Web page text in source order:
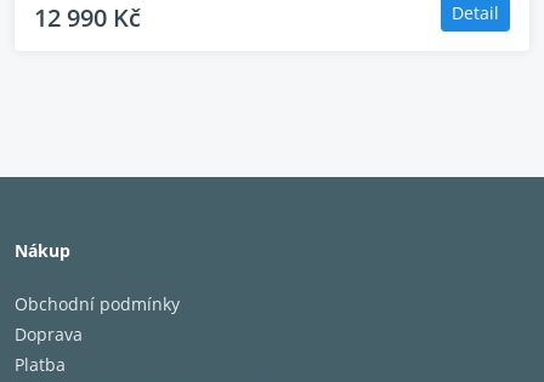
12 990 Kč Detail
Nákup
Obchodní podmínky
Doprava
Platba